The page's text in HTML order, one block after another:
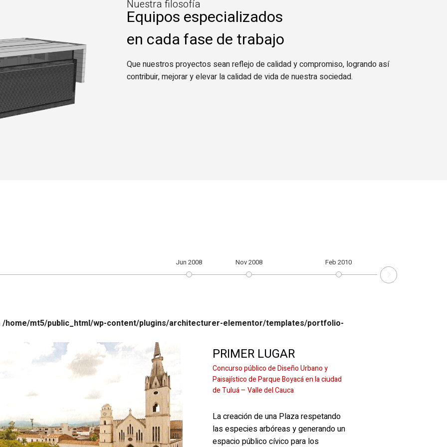
Nuestra filosofía
Equipos especializados
en cada fase de trabajo
Que nuestros proyectos sean reflejo de calidad y compromiso, logrando así
contribuir, mejorar y elevar la calidad de vida de nuestra sociedad.
Jun 2008 Nov 2008 Feb 2010
/home/mt5/public_html/wp-content/plugins/architecturer-elementor/templates/portfolio-
PRIMER LUGAR
Concurso público de Diseño Urbano y
Paisajístico de Parque Boyacá en la ciudad
de Tuluá – Valle del Cauca
La creación de una Plaza respetando
las especies arbóreas y generando un
espacio público cívico para los